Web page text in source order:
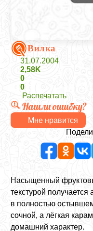
Вилка
31.07.2004
2,58K
0
0
Распечатать
Нашли ошибку?
Мне нравится
Насыщенный
текстурой
в полностью
сочной, а лёгкая
домашний характер.